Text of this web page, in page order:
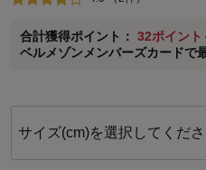
合計獲得ポイント： 32ポイント
ベルメゾンメンバーズカードで
※メンバーズカードの加算ポイント
に対して適用されます。
サイズ(cm)を選択してくだ